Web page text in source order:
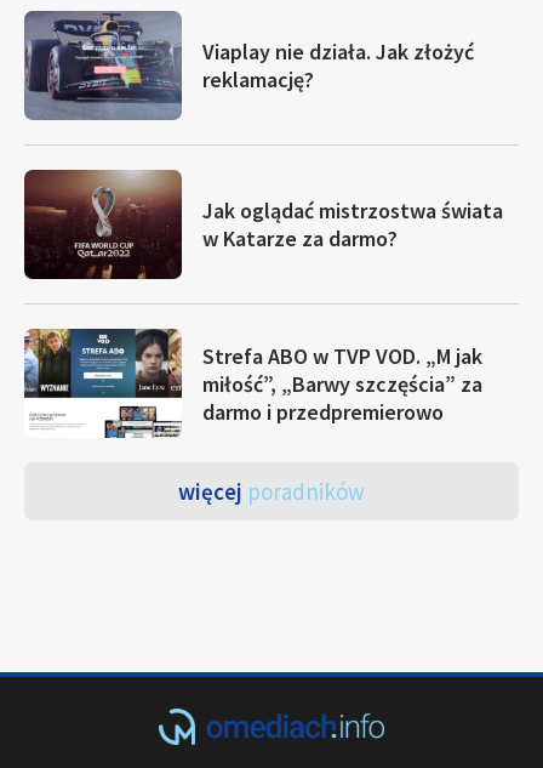
Viaplay nie działa. Jak złożyć
reklamację?
Jak oglądać mistrzostwa świata
w Katarze za darmo?
Strefa ABO w TVP VOD. „M jak
miłość”, „Barwy szczęścia” za
darmo i przedpremierowo
więcej poradników